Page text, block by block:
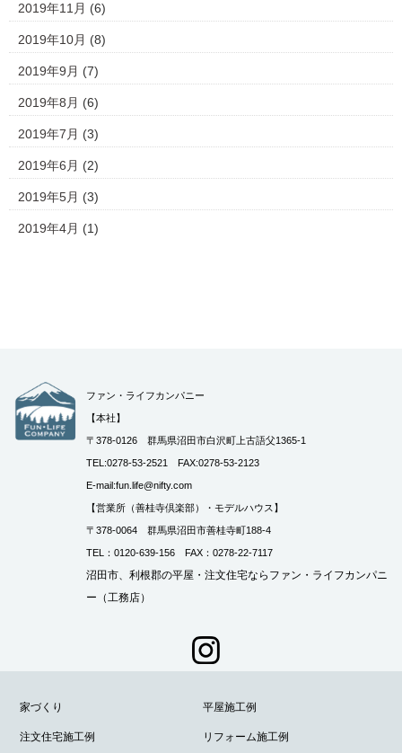
2019年11月 (6)
2019年10月 (8)
2019年9月 (7)
2019年8月 (6)
2019年7月 (3)
2019年6月 (2)
2019年5月 (3)
2019年4月 (1)
ファン・ライフカンパニー
【本社】
〒378-0126 群馬県沼田市白沢町上古語父1365-1
TEL:0278-53-2521 FAX:0278-53-2123
E-mail:fun.life@nifty.com
【営業所（善桂寺倶楽部）・モデルハウス】
〒378-0064 群馬県沼田市善桂寺町188-4
TEL：0120-639-156 FAX：0278-22-7117
沼田市、利根郡の平屋・注文住宅ならファン・ライフカンパニ
ー（工務店）
家づくり 平屋施工例
注文住宅施工例 リフォーム施工例